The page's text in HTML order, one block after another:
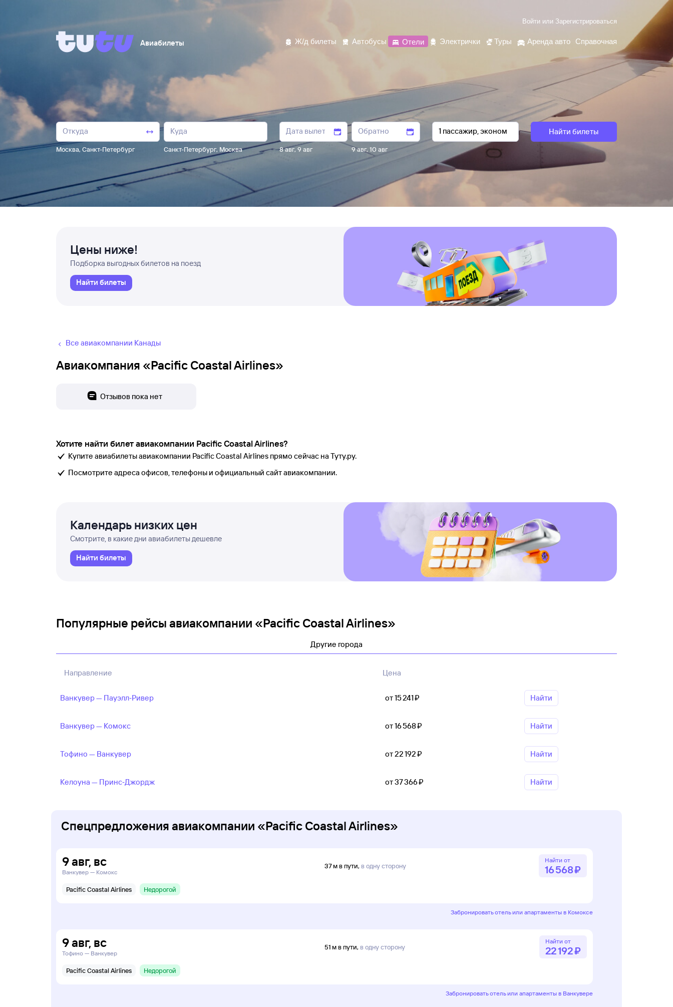
Войти или Зарегистрироваться
Авиабилеты Ж/д билеты Автобусы Отели Электрички Туры Аренда авто Справочная
Москва, Санкт-Петербург Санкт-Петербург, Москва 8 авг, 9 авг 9 авг,10 авг
Найти билеты
Цены ниже!
Подборка выгодных билетов на поезд
Найти билеты
Все авиакомпании Канады
Авиакомпания «Pacific Coastal Airlines»
Отзывов пока нет
Хотите найти билет авиакомпании Pacific Coastal Airlines?
Купите авиабилеты авиакомпании Pacific Coastal Airlines прямо сейчас на Туту.ру.
Посмотрите адреса офисов, телефоны и официальный сайт авиакомпании.
Календарь низких цен
Смотрите, в какие дни авиабилеты дешевле
Найти билеты
Популярные рейсы авиакомпании «Pacific Coastal Airlines»
Другие города
Направление Цена
Ванкувер — Пауэлл‑Ривер от 15 ⁠241 ⁠₽ Найти
Ванкувер — Комокс от 16 ⁠568 ⁠₽ Найти
Тофино — Ванкувер от 22 ⁠192 ⁠₽ Найти
Келоуна — Принс‑Джордж от 37 ⁠366 ⁠₽ Найти
Спецпредложения авиакомпании «Pacific Coastal Airlines»
9авг, вс
Ванкувер — Комокс
37 м в пути, в одну сторону
Pacific Coastal Airlines Недорогой
Найти от
16 ⁠568 ⁠₽
Забронировать отель или апартаменты в Комоксе
9авг, вс
Тофино — Ванкувер
51 м в пути, в одну сторону
Pacific Coastal Airlines Недорогой
Найти от
22 ⁠192 ⁠₽
Забронировать отель или апартаменты в Ванкувере